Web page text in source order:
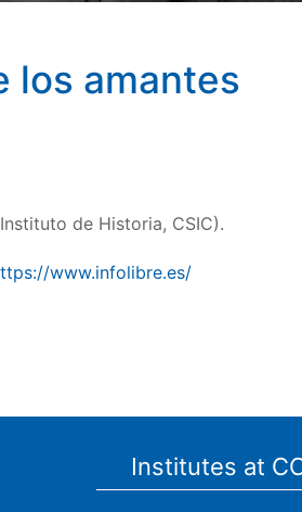
los amantes
de Historia, CSIC).
www.infolibre.es/
Institutes at